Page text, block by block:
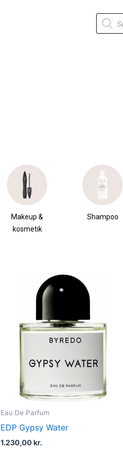
Products
search
Makeup &
kosmetik
Shampoo
Eau De Parfum
EDP Gypsy Water
1.230,00kr.